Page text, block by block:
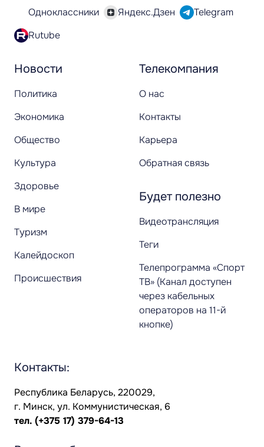
Новости
Политика
Экономика
Общество
Культура
Здоровье
В мире
Туризм
Калейдоскоп
Происшествия
Телекомпания
О нас
Контакты
Карьера
Обратная связь
Будет полезно
Видеотрансляция
Теги
Телепрограмма «Спорт
ТВ» (Канал доступен
через кабельных
операторов на 11-й
кнопке)
Одноклассники
Яндекс.Дзен
Telegram
Rutube
Контакты:
Республика Беларусь, 220029,
г. Минск, ул. Коммунистическая, 6
тел. (+375 17) 379-64-13